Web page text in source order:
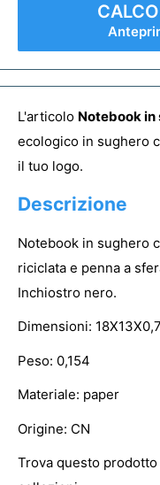
L'articolo Notebook in
ecologico in sughero
il tuo logo.
Descrizione
Notebook in sughero
riciclata e penna a
Inchiostro nero.
Dimensioni:
Peso: 0,154
Materiale: paper
Origine: CN
Trova questo